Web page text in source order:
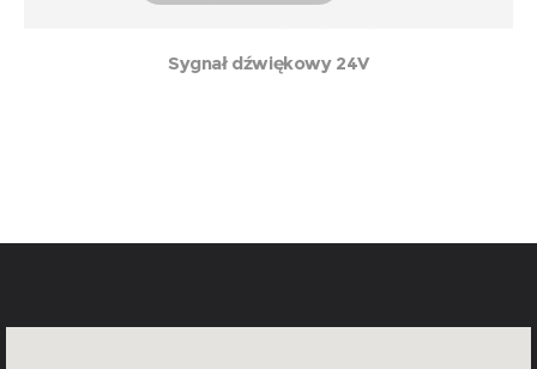
Sygnał dźwiękowy 24V